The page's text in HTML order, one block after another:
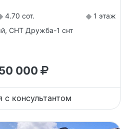
4.70 сот.
1 этаж
СНТ Дружба-1 снт
000
с консультантом